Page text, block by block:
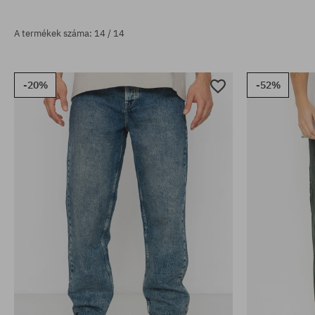
A termékek száma: 14 / 14
-20% -52%